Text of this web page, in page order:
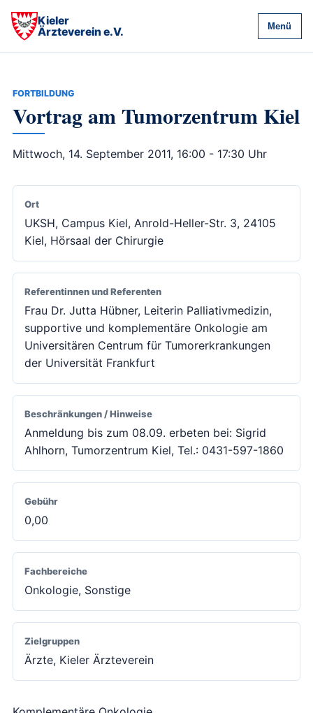
Kieler
Ärzteverein e.V.
Menü
FORTBILDUNG
Vortrag am Tumorzentrum Kiel
Mittwoch, 14. September 2011, 16:00 - 17:30 Uhr
Ort
UKSH, Campus Kiel, Anrold-Heller-Str. 3, 24105
Kiel, Hörsaal der Chirurgie
Referentinnen und Referenten
Frau Dr. Jutta Hübner, Leiterin Palliativmedizin,
supportive und komplementäre Onkologie am
Universitären Centrum für Tumorerkrankungen
der Universität Frankfurt
Beschränkungen / Hinweise
Anmeldung bis zum 08.09. erbeten bei: Sigrid
Ahlhorn, Tumorzentrum Kiel, Tel.: 0431-597-1860
Gebühr
0,00
Fachbereiche
Onkologie, Sonstige
Zielgruppen
Ärzte, Kieler Ärzteverein